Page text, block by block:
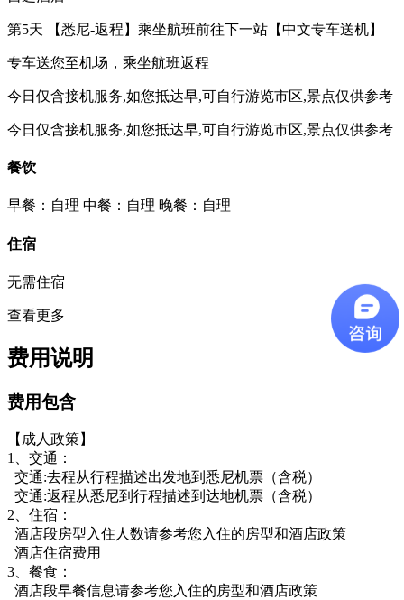
第5天 【悉尼-返程】乘坐航班前往下一站【中文专车送机】
专车送您至机场，乘坐航班返程
今日仅含接机服务,如您抵达早,可自行游览市区,景点仅供参考
今日仅含接机服务,如您抵达早,可自行游览市区,景点仅供参考
餐饮
早餐：自理 中餐：自理 晚餐：自理
住宿
无需住宿
查看更多
费用说明
费用包含
【成人政策】
1、交通：
交通:去程从行程描述出发地到悉尼机票（含税）
交通:返程从悉尼到行程描述到达地机票（含税）
2、住宿：
酒店段房型入住人数请参考您入住的房型和酒店政策
酒店住宿费用
3、餐食：
酒店段早餐信息请参考您入住的房型和酒店政策